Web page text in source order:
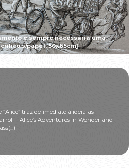
é sempre necessária uma
s/papel, 50x65cm]
traz de imediato à ideia as
– Alice’s Adventures in Wonderland